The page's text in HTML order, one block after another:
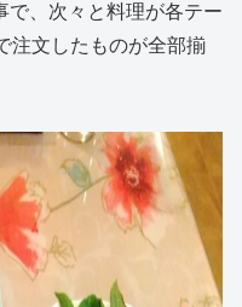
で、次々と料理が各テー
注文したものが全部揃